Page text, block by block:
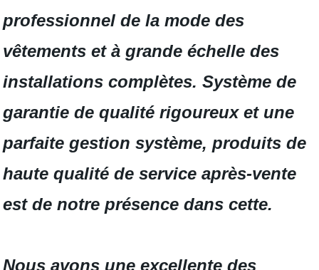
professionnel de la mode des
vêtements et à grande échelle des
installations complètes. Système de
garantie de qualité rigoureux et une
parfaite gestion système, produits de
haute qualité de service après-vente
est de notre présence dans cette.
Nous avons une excellente des